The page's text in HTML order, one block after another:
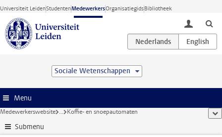
Ga direct naar de inhoud
Universiteit LeidenStudentenMedewerkersOrganisatiegidsBibliotheek
toggle
Sociale Wetenschappen
Menu
Medewerkerswebsite ... Koffie- en snoepautomaten
Submenu